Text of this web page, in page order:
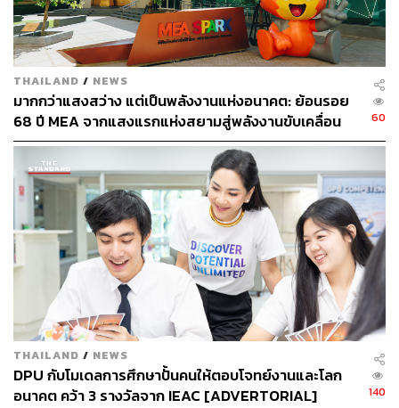
421
ABOUT THE AUTHOR
THE STANDARD TEAM
กองบรรณาธิการ THE STANDARD
THAILAND / NEWS
มากกว่าแสงสว่าง แต่เป็นพลังงานแห่งอนาคต: ย้อนรอย
68 ปี MEA จากแสงแรกแห่งสยามสู่พลังงานขับเคลื่อน
เมือง ผ่าน MEA SPARK
60
THAILAND / NEWS
DPU กับโมเดลการศึกษาปั้นคนให้ตอบโจทย์งานและโลก
อนาคต คว้า 3 รางวัลจาก IEAC [ADVERTORIAL]
140